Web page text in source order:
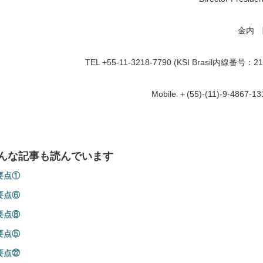
金内
TEL +55-11-3218-7790 (KSI Brasil内線番号：
Mobile ＋(55)-(11)-9-4867-
な記事も読んでいます
点①
点⑥
点⑧
点⑤
点㉒